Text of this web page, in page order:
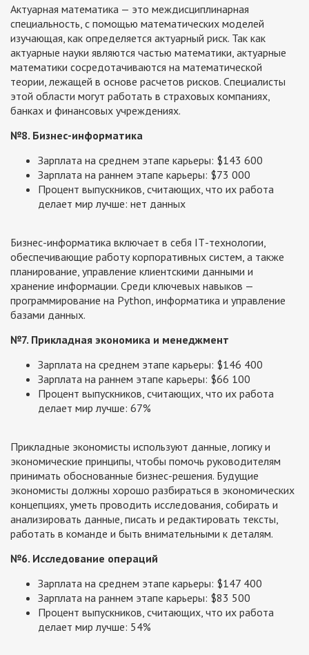
Актуарная математика — это междисциплинарная
специальность, с помощью математических моделей
изучающая, как определяется актуарный риск. Так как
актуарные науки являются частью математики, актуарные
математики сосредотачиваются на математической
теории, лежащей в основе расчетов рисков. Специалисты
этой области могут работать в страховых компаниях,
банках и финансовых учреждениях.
№8. Бизнес-информатика
Зарплата на среднем этапе карьеры: $143 600
Зарплата на раннем этапе карьеры: $73 000
Процент выпускников, считающих, что их работа
делает мир лучше: нет данных
Бизнес-информатика включает в себя IТ-технологии,
обеспечивающие работу корпоративных систем, а также
планирование, управление клиентскими данными и
хранение информации. Среди ключевых навыков —
программирование на Python, информатика и управление
базами данных.
№7. Прикладная экономика и менеджмент
Зарплата на среднем этапе карьеры: $146 400
Зарплата на раннем этапе карьеры: $66 100
Процент выпускников, считающих, что их работа
делает мир лучше: 67%
Прикладные экономисты используют данные, логику и
экономические принципы, чтобы помочь руководителям
принимать обоснованные бизнес-решения. Будущие
экономисты должны хорошо разбираться в экономических
концепциях, уметь проводить исследования, собирать и
анализировать данные, писать и редактировать тексты,
работать в команде и быть внимательными к деталям.
№6. Исследование операций
Зарплата на среднем этапе карьеры: $147 400
Зарплата на раннем этапе карьеры: $83 500
Процент выпускников, считающих, что их работа
делает мир лучше: 54%